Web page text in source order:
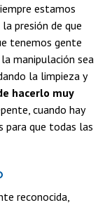
estamos
presión de que
tenemos gente
manipulación sea
la limpieza y
hacerlo muy
cuando hay
para que todas las
reconocida,